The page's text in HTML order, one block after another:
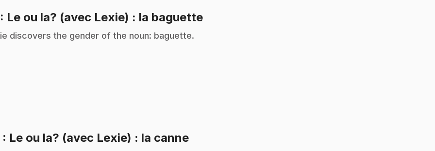
: Le ou la? (avec Lexie) : la baguette.
discovers the gender of the noun: baguette.
: Le ou la? (avec Lexie) : la canne.